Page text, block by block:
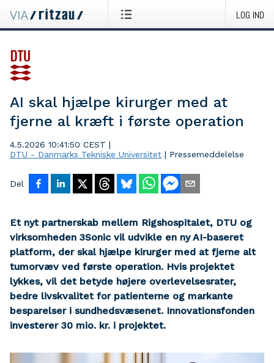
LOG IND
AI skal hjælpe kirurger med at
fjerne al kræft i første operation
4.5.2026 10:41:50 CEST |
DTU - Danmarks Tekniske Universitet | Pressemeddelelse
Del
Et nyt partnerskab mellem Rigshospitalet, DTU og
virksomheden 3Sonic vil udvikle en ny AI-baseret
platform, der skal hjælpe kirurger med at fjerne alt
tumorvæv ved første operation. Hvis projektet
lykkes, vil det betyde højere overlevelsesrater,
bedre livskvalitet for patienterne og markante
besparelser i sundhedsvæsenet. Innovationsfonden
investerer 30 mio. kr. i projektet.